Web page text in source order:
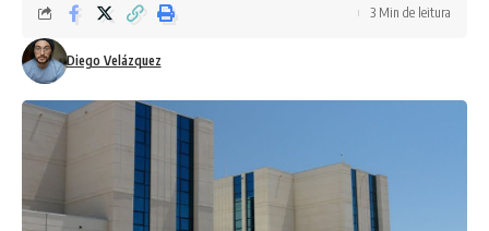
Diego Velázquez
3 Min de leitura